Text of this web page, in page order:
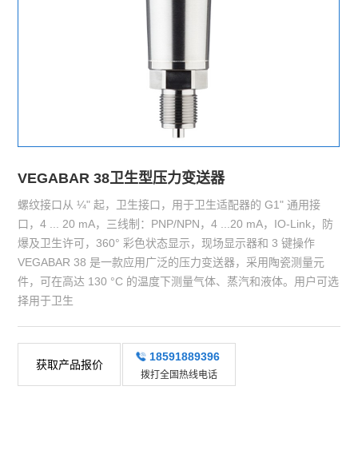
VEGABAR 38卫生型压力变送器
螺纹接口从 ¼" 起，卫生接口，用于卫生适配器的 G1" 通用接
口，4 ... 20 mA，三线制：PNP/NPN，4 ...20 mA，IO-Link，防
爆及卫生许可，360° 彩色状态显示，现场显示器和 3 键操作
VEGABAR 38 是一款应用广泛的压力变送器，采用陶瓷测量元
件，可在高达 130 °C 的温度下测量气体、蒸汽和液体。用户可选
择用于卫生
获取产品报价
18591889396
拨打全国热线电话